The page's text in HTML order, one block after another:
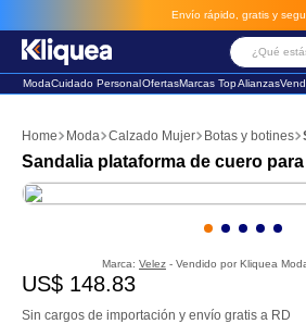
Envío rápido, gratis y seguro por **BM-Cargo** envios a
¿Qué
ModaCuidado PersonalOfertasMarcas TopAlianzas
Moda Calzado Mujer Botas y botines
Sandalia plataforma de cuero
Marca: Velez - Vendido por Kliquea
US$ 148.83
Sin cargos de importación y envío gratis a RD
2. faldas